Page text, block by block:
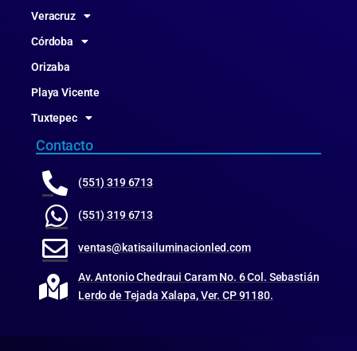
Veracruz
Córdoba
Orizaba
Playa Vicente
Tuxtepec
Contacto
(551) 319 6713
(551) 319 6713
ventas@katisailuminacionled.com
Av. Antonio Chedraui Caram No. 6 Col. Sebastián
Lerdo de Tejada Xalapa, Ver. CP 91180.